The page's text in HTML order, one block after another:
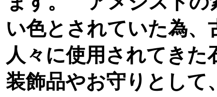
い色とされていた為、
人々に使用されてき
装飾品やお守りとして